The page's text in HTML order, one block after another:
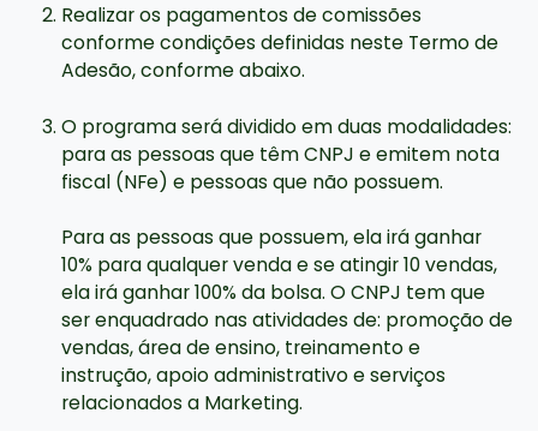
Realizar os pagamentos de comissões
conforme condições definidas neste Termo de
Adesão, conforme abaixo.
O programa será dividido em duas modalidades:
para as pessoas que têm CNPJ e emitem nota
fiscal (NFe) e pessoas que não possuem.
Para as pessoas que possuem, ela irá ganhar
10% para qualquer venda e se atingir 10 vendas,
ela irá ganhar 100% da bolsa. O CNPJ tem que
ser enquadrado nas atividades de: promoção de
vendas, área de ensino, treinamento e
instrução, apoio administrativo e serviços
relacionados a Marketing.